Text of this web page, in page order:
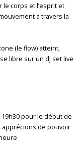
corps et l’esprit et
à travers la
(le flow) atteint,
libre sur un dj set live
pour le début de
apprécions de pouvoir